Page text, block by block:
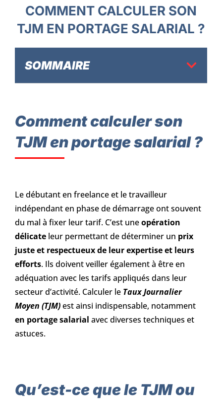
COMMENT CALCULER SON
TJM EN PORTAGE SALARIAL ?
SOMMAIRE
Comment calculer son
TJM en portage salarial ?
Le débutant en freelance et le travailleur
indépendant en phase de démarrage ont souvent
du mal à fixer leur tarif. C’est uneopération
délicate leur permettant de déterminer un prix
juste et respectueux de leur expertise et leurs
efforts. Ils doivent veiller également à être en
adéquation avec les tarifs appliqués dans leur
secteur d’activité. Calculer le Taux Journalier
Moyen (TJM)est ainsi indispensable, notamment
en portage salarial avec diverses techniques et
astuces.
Qu’est-ce que le TJM ou